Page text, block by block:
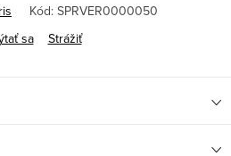
Kód: SPRVER0000050
sa
Strážiť